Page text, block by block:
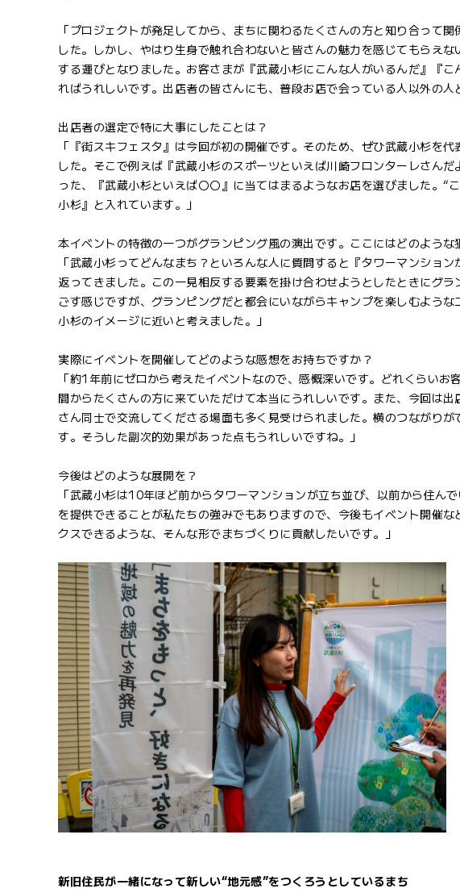
「プロジェクトが発足してから、まちに関わるたくさんの方と知り合って
した。しかし、やはり生身で触れ合わないと皆さんの魅力を感じてもらえ
する運びとなりました。お客さまが『武蔵小杉にこんな人がいるんだ』『
ればうれしいです。出店者の皆さんにも、普段お店で会っている人以外の
出店者の選定で特に大事にしたことは？
「『街スキフェスタ』は今回が初の開催です。そのため、ぜひ武蔵小杉を
した。そこで例えば『武蔵小杉のスポーツといえば川崎フロンターレさん
った、『武蔵小杉といえば〇〇』に当てはまるようなお店を選びました。
小杉』と入れています。」
本イベントの特徴の一つがグランピング風の演出です。ここにはどのような
「武蔵小杉ってどんなまち？といろんな人に質問すると『タワーマンショ
返ってきました。この一見相反する要素を掛け合わせようとしたときにグ
ごす感じですが、グランピングだと都会にいながらキャンプを楽しむよう
小杉のイメージに近いと考えました。」
実際にイベントを開催してどのような感想をお持ちですか？
「約1年前にゼロから考えたイベントなので、感慨深いです。どれくらい
間からたくさんの方に来ていただけて本当にうれしいです。また、今回は
さん同士で交流してくださる場面も多く見受けられました。横のつながり
す。そうした副次的効果があった点もうれしいですね。」
今後はどのような展開を？
「武蔵小杉は10年ほど前からタワーマンションが立ち並び、以前から住ん
を提供できることが私たちの強みでもありますので、今後もイベント開催
クスできるような、そんな形でまちづくりに貢献したいです。」
新旧住民が一緒になって新しい“地元感”をつくろうとしているまち